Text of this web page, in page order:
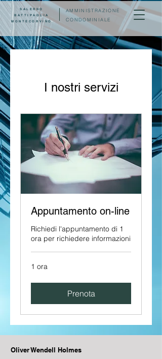
SALERNO
BATTIPAGLIA
MONTECORVINO
AMMINISTRAZIONE
CONDOMINIALE
I nostri servizi
Appuntamento on-line
Richiedi l'appuntamento di 1
ora per richiedere informazioni
1 ora
Prenota
Oliver Wendell Holmes